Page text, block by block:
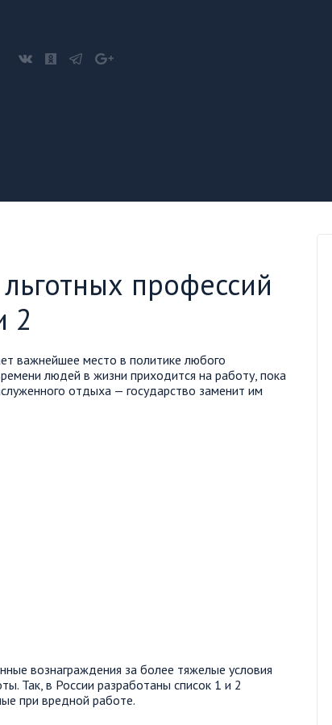
профессий
2
важнейшее место в политике любого
людей в жизни приходится на работу, пока
отдыха — государство заменит им
вознаграждения за более тяжелые условия
Так, в России разработаны список 1 и 2
при вредной работе.